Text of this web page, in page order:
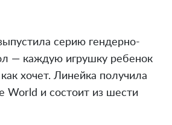
серию гендерно-
— каждую игрушку ребенок
хочет. Линейка получила
World и состоит из шести